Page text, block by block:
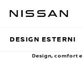
principali
DESIGN ESTERNI
Design, comfort